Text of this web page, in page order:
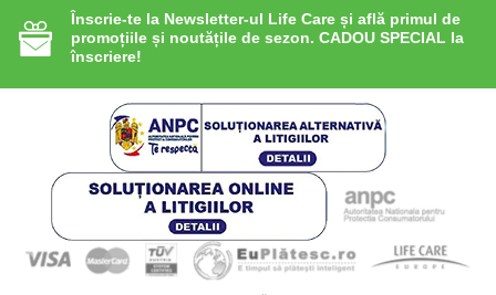
Înscrie-te la Newsletter-ul Life Care și află primul de
promoțiile și noutățile de sezon. CADOU SPECIAL la
înscriere!